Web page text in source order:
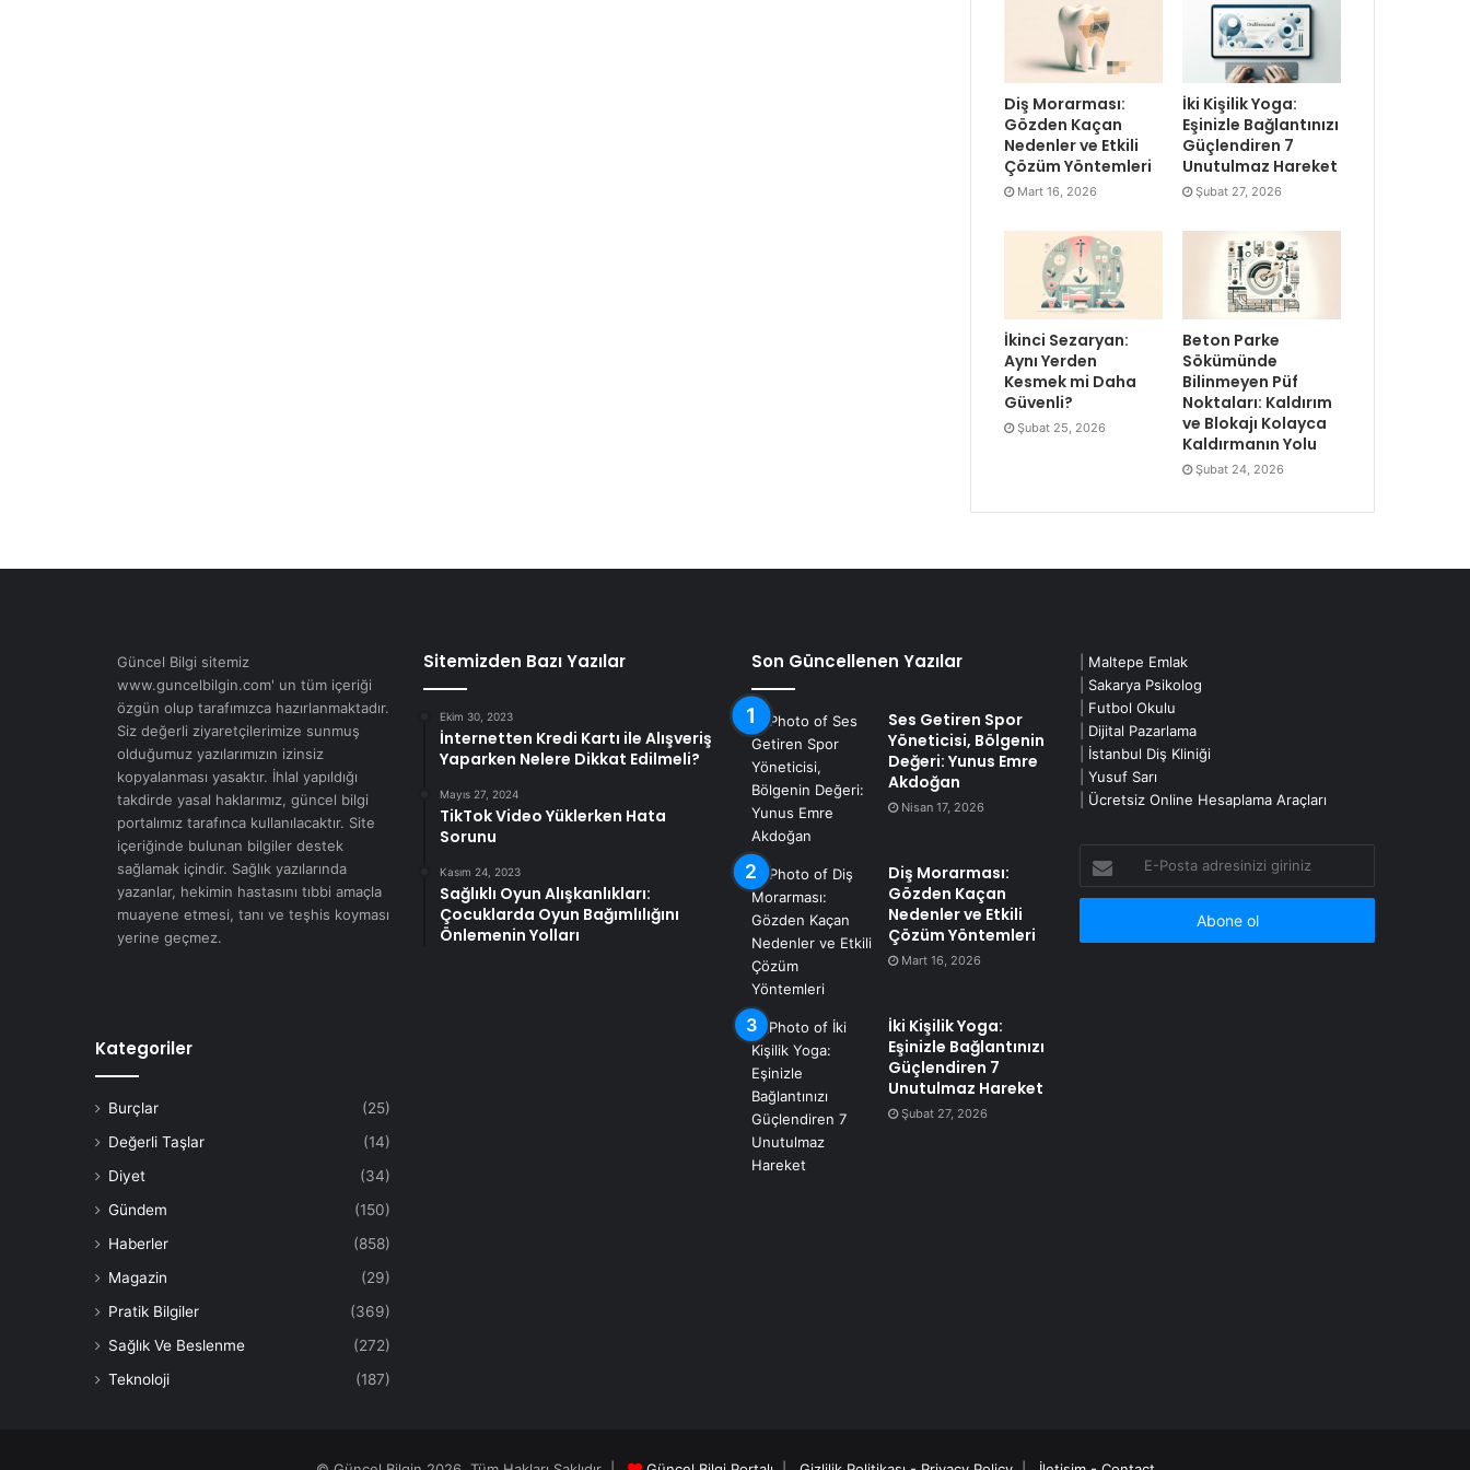
Diş Morarması:
Gözden Kaçan
Nedenler ve Etkili
Çözüm Yöntemleri
Mart 16, 2026
İki Kişilik Yoga:
Eşinizle Bağlantınızı
Güçlendiren 7
Unutulmaz Hareket
Şubat 27, 2026
İkinci Sezaryan:
Aynı Yerden
Kesmek mi Daha
Güvenli?
Şubat 25, 2026
Beton Parke
Sökümünde
Bilinmeyen Püf
Noktaları: Kaldırım
ve Blokajı Kolayca
Kaldırmanın Yolu
Şubat 24, 2026
Güncel Bilgi sitemiz
www.guncelbilgin.com' un tüm içeriği
özgün olup tarafımızca hazırlanmaktadır.
Siz değerli ziyaretçilerimize sunmuş
olduğumuz yazılarımızın izinsiz
kopyalanması yasaktır. İhlal yapıldığı
takdirde yasal haklarımız, güncel bilgi
portalımız tarafınca kullanılacaktır. Site
içeriğinde bulunan bilgiler destek
sağlamak içindir. Sağlık yazılarında
yazanlar, hekimin hastasını tıbbi amaçla
muayene etmesi, tanı ve teşhis koyması
yerine geçmez.
Kategoriler
Burçlar
(25)
Değerli Taşlar
(14)
Diyet
(34)
Gündem
(150)
Haberler
(858)
Magazin
(29)
Pratik Bilgiler
(369)
Sağlık Ve Beslenme
(272)
Teknoloji
(187)
Sitemizden Bazı Yazılar
Ekim 30, 2023
İnternetten Kredi Kartı ile Alışveriş
Yaparken Nelere Dikkat Edilmeli?
Mayıs 27, 2024
TikTok Video Yüklerken Hata
Sorunu
Kasım 24, 2023
Sağlıklı Oyun Alışkanlıkları:
Çocuklarda Oyun Bağımlılığını
Önlemenin Yolları
Son Güncellenen Yazılar
Ses Getiren Spor
Yöneticisi, Bölgenin
Değeri: Yunus Emre
Akdoğan
Nisan 17, 2026
Diş Morarması:
Gözden Kaçan
Nedenler ve Etkili
Çözüm Yöntemleri
Mart 16, 2026
İki Kişilik Yoga:
Eşinizle Bağlantınızı
Güçlendiren 7
Unutulmaz Hareket
Şubat 27, 2026
Maltepe Emlak
Sakarya Psikolog
Futbol Okulu
Dijital Pazarlama
İstanbul Diş Kliniği
Yusuf Sarı
Ücretsiz Online Hesaplama Araçları
Posta
adresinizi